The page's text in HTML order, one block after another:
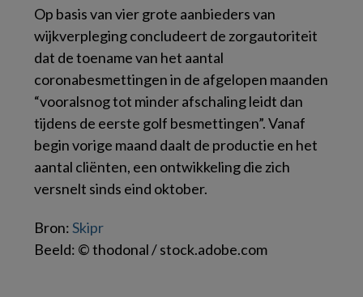
Op basis van vier grote aanbieders van
wijkverpleging concludeert de zorgautoriteit
dat de toename van het aantal
coronabesmettingen in de afgelopen maanden
“vooralsnog tot minder afschaling leidt dan
tijdens de eerste golf besmettingen”. Vanaf
begin vorige maand daalt de productie en het
aantal cliënten, een ontwikkeling die zich
versnelt sinds eind oktober.
Bron:Skipr
Beeld: © thodonal / stock.adobe.com